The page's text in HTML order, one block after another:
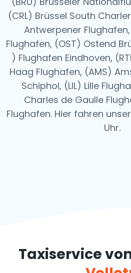
(CRL) Brüssel South
Antwerpener
Flughafen, (OST) Ostend
) Flughafen Eindhoven,
Haag Flughafen, (AMS)
Schiphol, (LIL) Lille
Charles de Gaulle
Flughafen. Hier fahren
Uhr.
Taxiservice